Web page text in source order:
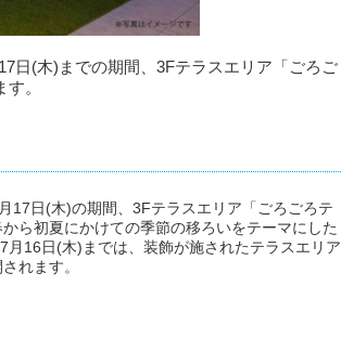
日(木)までの期間、3Fテラスエリア「ごろご
。
17日(木)の期間、3Fテラスエリア「ごろごろテ
ら初夏にかけての季節の移ろいをテーマにした
16日(木)までは、装飾が施されたテラスエリア
れます。